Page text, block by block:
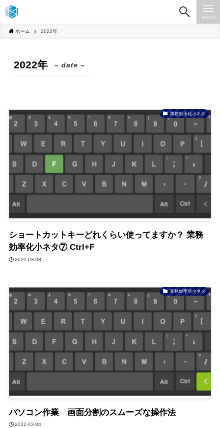
MENU
ホーム 2022年
2022年 – date –
業務効率化小ネタ
ショートカットキーどれくらい使ってますか？ 業務
効率化小ネタ⑦ Ctrl+F
2022-03-08
業務効率化小ネタ
パソコン作業 画面分割のスムーズな操作法
2022-03-04